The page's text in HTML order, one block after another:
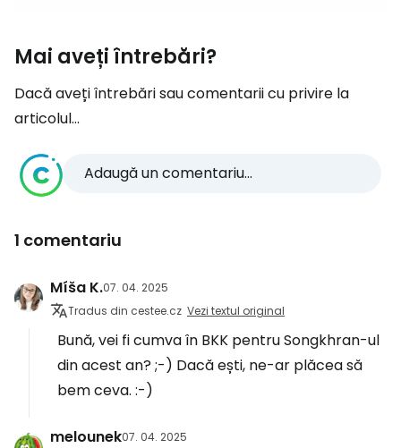
Mai aveți întrebări?
Dacă aveți întrebări sau comentarii cu privire la
articolul...
Adaugă un comentariu...
1 comentariu
Míša K.07. 04. 2025
Tradus din cestee.cz Vezi textul original
Bună, vei fi cumva în BKK pentru Songkhran-ul
din acest an? ;-) Dacă ești, ne-ar plăcea să
bem ceva. :-)
melounek07. 04. 2025